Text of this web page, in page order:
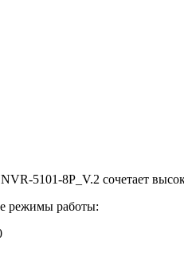
5101-8P_V.2 сочетает
режимы работы: